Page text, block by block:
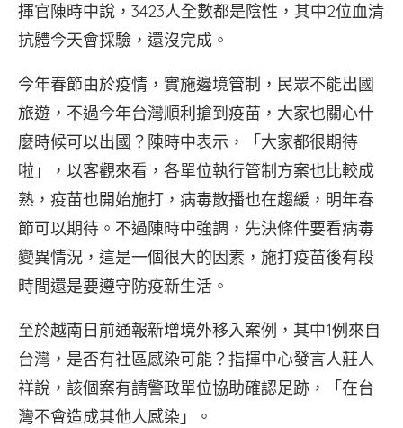
揮官陳時中說，3423人全數都是陰性，其中2位血清
抗體今天會採驗，還沒完成。
今年春節由於疫情，實施邊境管制，民眾不能出國
旅遊，不過今年台灣順利搶到疫苗，大家也關心什
麼時候可以出國？陳時中表示，「大家都很期待
啦」，以客觀來看，各單位執行管制方案也比較成
熟，疫苗也開始施打，病毒散播也在趨緩，明年春
節可以期待。不過陳時中強調，先決條件要看病毒
變異情況，這是一個很大的因素，施打疫苗後有段
時間還是要遵守防疫新生活。
至於越南日前通報新增境外移入案例，其中1例來自
台灣，是否有社區感染可能？指揮中心發言人莊人
祥說，該個案有請警政單位協助確認足跡，「在台
灣不會造成其他人感染」。